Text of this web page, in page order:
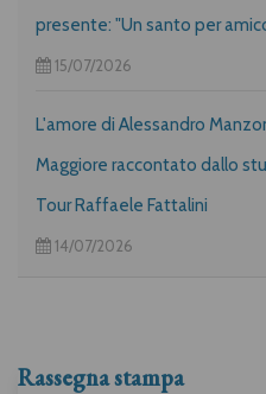
presente: "Un santo per
15/07/2026
L'amore di Alessandro
Maggiore raccontato dallo
Tour Raffaele Fattalini
14/07/2026
Rassegna stampa